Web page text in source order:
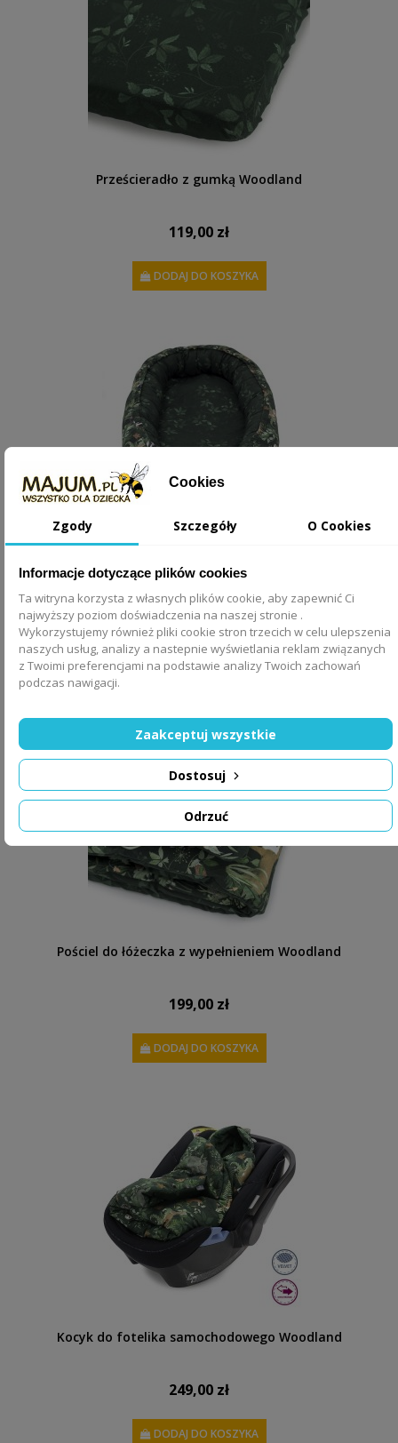
Prześcieradło z gumką Woodland
119,00 zł
DODAJ DO KOSZYKA
Kokon niemowlęcy Woodland
249,00 zł
DODAJ DO KOSZYKA
Pościel do łóżeczka z wypełnieniem Woodland
199,00 zł
DODAJ DO KOSZYKA
Kocyk do fotelika samochodowego Woodland
249,00 zł
DODAJ DO KOSZYKA
Cookies
Zgody Szczegóły O Cookies
Informacje dotyczące plików cookies
Ta witryna korzysta z własnych plików cookie, aby zapewnić Ci
najwyższy poziom doświadczenia na naszej stronie .
Wykorzystujemy również pliki cookie stron trzecich w celu ulepszenia
naszych usług, analizy a nastepnie wyświetlania reklam związanych
z Twoimi preferencjami na podstawie analizy Twoich zachowań
podczas nawigacji.
Odrzuć
Dostosuj
Zaakceptuj wszystkie